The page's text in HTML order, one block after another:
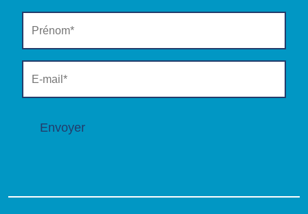
Envoyer